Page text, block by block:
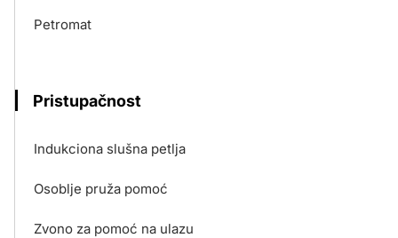
Petromat
Pristupačnost
Indukciona slušna petlja
Osoblje pruža pomoć
Zvono za pomoć na ulazu